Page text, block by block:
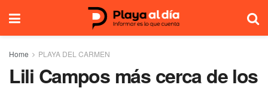
Home PLAYA DEL CARMEN
Lili Campos más cerca de los